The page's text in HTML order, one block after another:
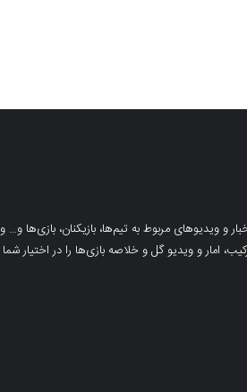
و ویدیوهای مربوط به تیم‌ها، بازیکنان، بازی‌ها و… و
امار و ویدیو‌‌ گل‌ و خلاصه بازی‌ها را در اختیار شما